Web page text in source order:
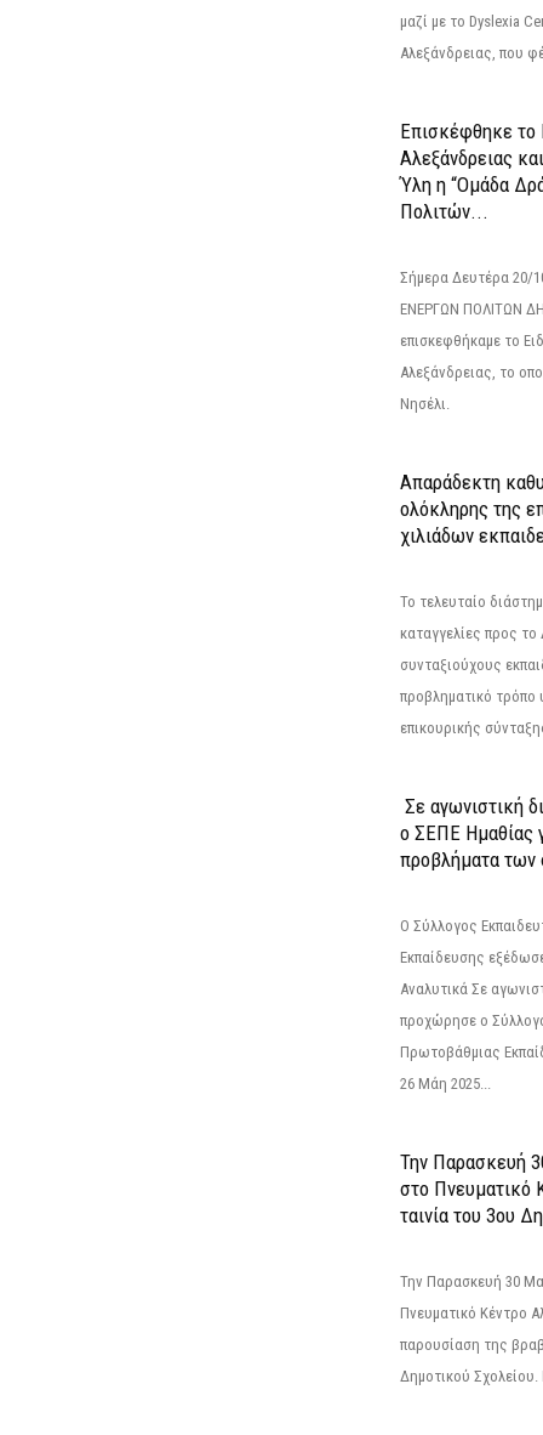
μαζί με το Dyslexia
Αλεξάνδρειας, που
Επισκέφθηκε το
Αλεξάνδρειας
Ύλη η “Ομάδα
Πολιτών...
Σήμερα Δευτέρα
ΕΝΕΡΓΩΝ ΠΟΛΙΤΩΝ
επισκεφθήκαμε το
Αλεξάνδρειας, το
Νησέλι.
Απαράδεκτη
ολόκληρης της
χιλιάδων
Το τελευταίο
καταγγελίες προς
συνταξιούχους
προβληματικό τρόπο
επικουρικής
Σε αγωνιστική
ο ΣΕΠΕ Ημαθίας
προβλήματα των
Ο Σύλλογος
Εκπαίδευσης
Αναλυτικά Σε
προχώρησε ο
Πρωτοβάθμιας
26 Μάη 2025...
Την Παρασκευή
στο Πνευματικό
ταινία του 3ου
Την Παρασκευή 30
Πνευματικό Κέντρο
παρουσίαση της
Δημοτικού Σχολείου.